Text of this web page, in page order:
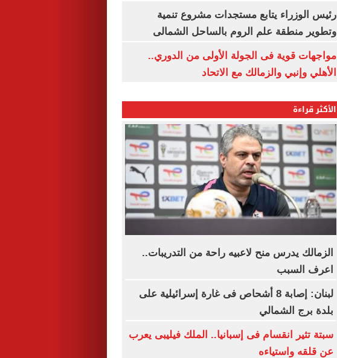
رئيس الوزراء يتابع مستجدات مشروع تنمية
وتطوير منطقة علم الروم بالساحل الشمالى
مواجهات قوية فى الجولة الأولى من الدوري..
الأهلي وإنبي والزمالك مع الاتحاد
الأكثر قراءة
الزمالك يدرس منح لاعبيه راحة من التدريبات..
اعرف السبب
لبنان: إصابة 8 أشحاص فى غارة إسرائيلية على
بلدة برج الشمالي
سبتة تثير انقسام فى إسبانيا.. الملك فيليبى يعرب
عن قلقه واستياءه